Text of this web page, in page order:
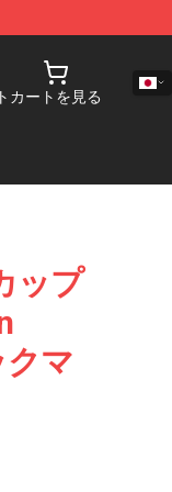
カートを見る
ップ
クマ